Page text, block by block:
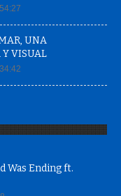
UNA
Y VISUAL
Was Ending ft.